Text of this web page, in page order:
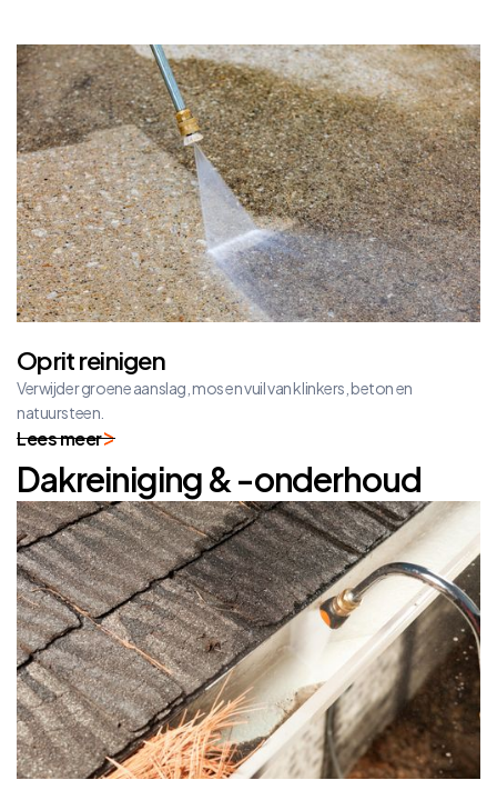
Oprit reinigen
Verwijder groene aanslag, mos en vuil van klinkers, beton en
natuursteen.
Lees meer
Dakreiniging & -onderhoud